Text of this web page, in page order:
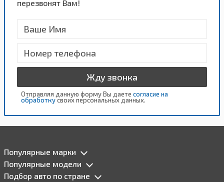
перезвонят Вам!
Жду звонка
Отправляя данную форму Вы даете согласие на
обработкусвоих персональных данных.
Популярные марки
Популярные модели
Подбор авто по стране